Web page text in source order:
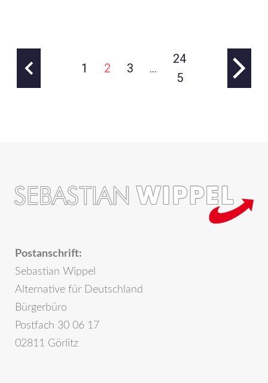
1 2 3 …
24
5
Postanschrift:
Sebastian Wippel
Alternative für Deutschland
Bürgerbüro
Postfach 30 06 17
02811 Görlitz